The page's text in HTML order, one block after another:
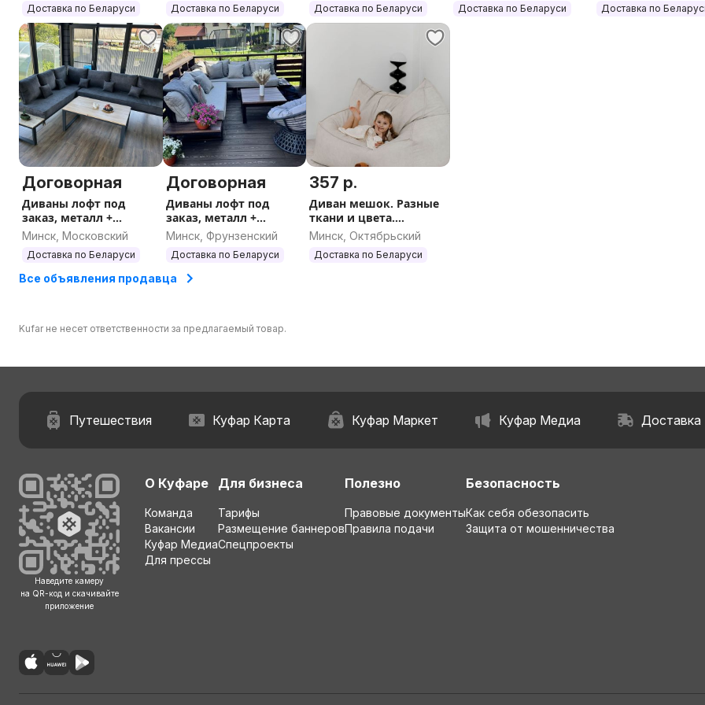
Доставка по Беларуси Доставка по Беларуси Доставка по Беларуси Доставка по Беларуси Доставка по
Договорная
Диваны лофт под
заказ, металл +
подушки. Доставка по
Минск, Московский
Доставка по Беларуси
Договорная
Диваны лофт под
заказ, металл +
подушки. Доставка по
Минск, Фрунзенский
Доставка по Беларуси
357 р.
Диван мешок. Разные
ткани и цвета.
Доставка по РБ.
Минск, Октябрьский
Доставка по Беларуси
Все объявления продавца
Kufar не несет ответственности за предлагаемый товар.
Путешествия Куфар Карта Куфар Маркет Куфар Медиа Доставка
Наведите камеру
на QR-код и скачивайте
приложение
О Куфаре
Команда
Вакансии
Куфар Медиа
Для прессы
Для бизнеса
Тарифы
Размещение баннеров
Спецпроекты
Полезно
Правовые документы
Правила подачи
Безопасность
Как себя обезопасить
Защита от мошенничества